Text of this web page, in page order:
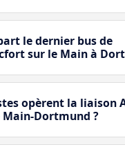
le dernier bus de
sur le Main à
opèrent la liaison
Dortmund ?